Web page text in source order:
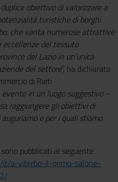
obiettivo di valorizzare a
turistiche di borghi
che vanta numerose attrattive
del tessuto
del Lazio in un’unica
del settore”, ha dichiarato
di Rieti
evento in un luogo suggestivo–
raggiungere gli obiettivi di
e per i quali stiamo
pubblicati al seguente
it/a-viterbo-il-primo-salone-